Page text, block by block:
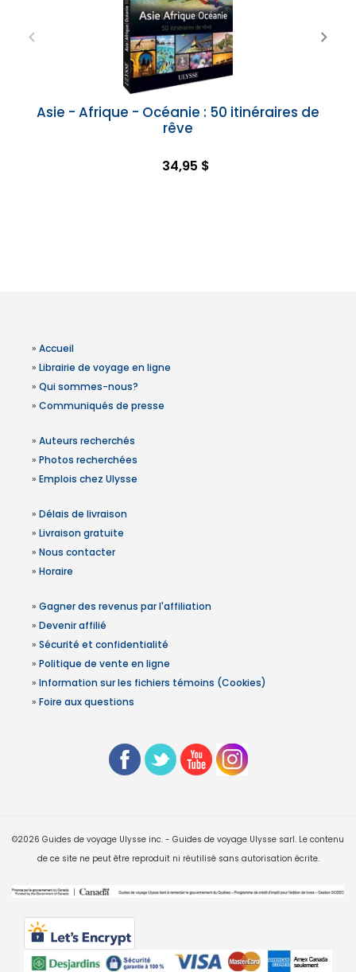
Asie - Afrique - Océanie : 50 itinéraires de
rêve
34,95 $
» Accueil
» Librairie de voyage en ligne
» Qui sommes-nous?
» Communiqués de presse
» Auteurs recherchés
» Photos recherchées
» Emplois chez Ulysse
» Délais de livraison
» Livraison gratuite
» Nous contacter
» Horaire
» Gagner des revenus par l'affiliation
» Devenir affilié
» Sécurité et confidentialité
» Politique de vente en ligne
» Information sur les fichiers témoins (Cookies)
» Foire aux questions
©2026 Guides de voyage Ulysse inc. - Guides de voyage Ulysse sarl. Le contenu
de ce site ne peut être reproduit ni réutilisé sans autorisation écrite.